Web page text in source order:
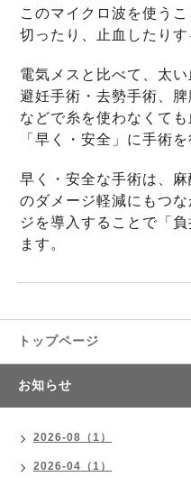
このマイクロ波を使う
切ったり、
止血したり
電気メスと比べて、太
避妊手術・ 去勢手術、脾
などで糸を使わなくて
「早く・安全」に手術
早く・安全な手術は、
のダメージ軽減にもつな
ジを導入することで「負
ます。
トップページ
お知らせ
2026-08（1）
2026-04（1）